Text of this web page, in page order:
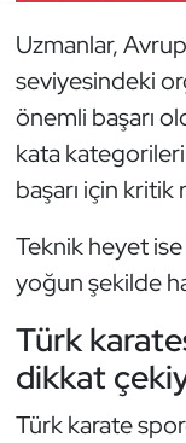
Uzmanlar,
seviyesindeki
önemli başarı
kata
başarı için kritik
Teknik heyet ise
yoğun şekilde
Türk
dikkat
Türk karate
Masa Tenisi
Modern
Motor
Muay Thai
Okçuluk
Optimist
Oryantiring